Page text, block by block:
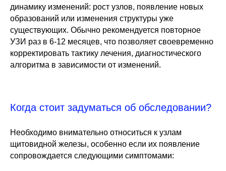
динамику изменений: рост узлов, появление новых
образований или изменения структуры уже
существующих. Обычно рекомендуется повторное
УЗИ раз в 6-12 месяцев, что позволяет своевременно
корректировать тактику лечения, диагностического
алгоритма в зависимости от изменений.
Когда стоит задуматься об обследовании?
Необходимо внимательно относиться к узлам
щитовидной железы, особенно если их появление
сопровождается следующими симптомами:
Социальные сети
Прайс
Возможности
Тесты
Блог
База врачей
Запрещенbook